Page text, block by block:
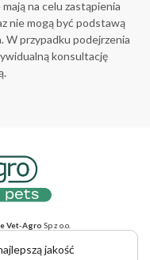
na celu zastąpienia
nie mogą być podstawą
W przypadku podejrzenia
konsultację
Vet-Agro Sp z o.o.
18, 20-234 Lublin
agro.pl
jakość